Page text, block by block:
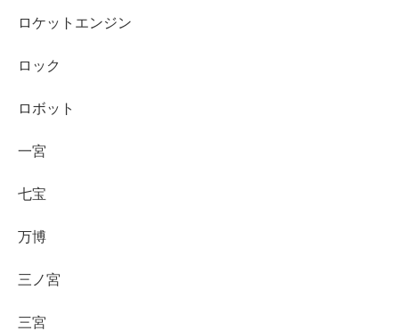
ロケットエンジン
ロック
ロボット
一宮
七宝
万博
三ノ宮
三宮